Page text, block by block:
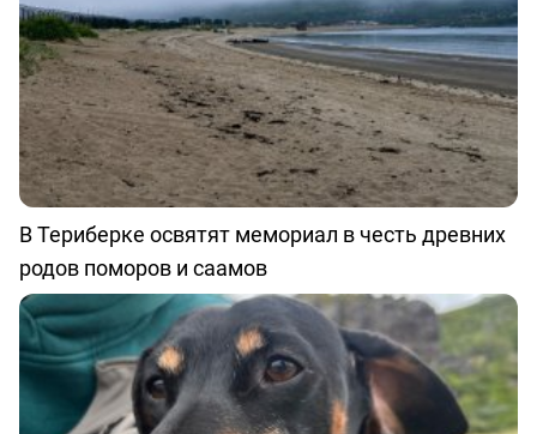
В Териберке освятят мемориал в честь древних
родов поморов и саамов